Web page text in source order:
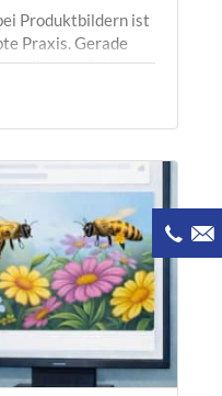
Produktbildern ist
Praxis. Gerade
Hintergründe zu